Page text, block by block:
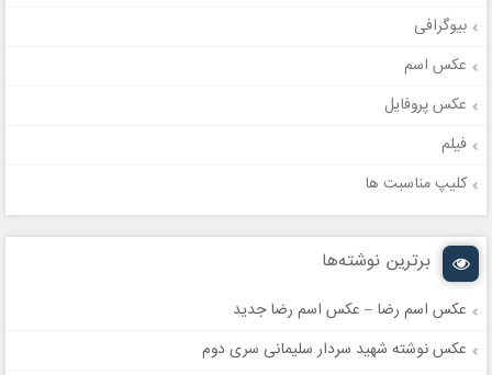
بیوگرافی
عکس اسم
عکس پروفایل
فیلم
کلیپ مناسبت ها
برترین نوشته‌ها
عکس اسم رضا – عکس اسم رضا جدید
عکس نوشته شهید سردار سلیمانی سری دوم